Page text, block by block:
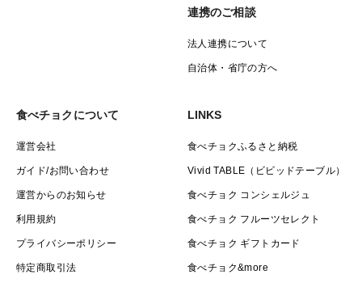
連携のご相談
法人連携について
自治体・省庁の方へ
食べチョクについて
運営会社
ガイド/お問い合わせ
運営からのお知らせ
利用規約
プライバシーポリシー
特定商取引法
LINKS
食べチョクふるさと納税
Vivid TABLE（ビビッドテーブル）
食べチョク コンシェルジュ
食べチョク フルーツセレクト
食べチョク ギフトカード
食べチョク&more